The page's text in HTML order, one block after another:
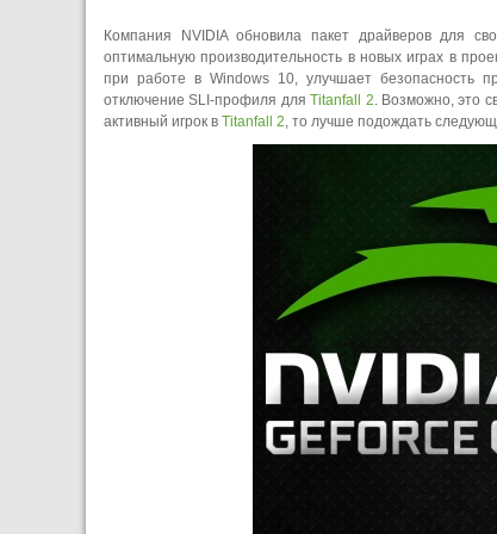
Компания NVIDIA обновила пакет драйверов для
оптимальную производительность в новых играх в
при работе в Windows 10, улучшает безопасность
отключение SLI-профиля дляTitanfall 2. Возможно, это
активный игрок в Titanfall 2, то лучше подождать